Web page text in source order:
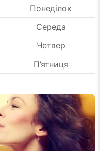
Понеділок
Середа
Четвер
П’ятниця